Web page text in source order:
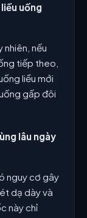
uống
nhiên, nếu
tiếp theo,
liều mới
gấp đôi
lâu ngày
nguy cơ gây
dạ dày và
này chỉ